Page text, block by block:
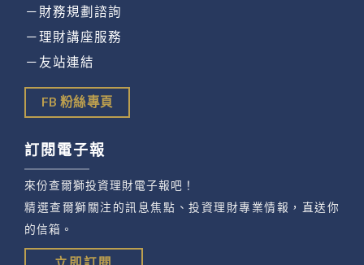
－財務規劃諮詢
－理財講座服務
－友站連結
FB 粉絲專頁
訂閱電子報
來份查爾獅投資理財電子報吧！
精選查爾獅關注的訊息焦點、投資理財專業情報，直送你
的信箱。